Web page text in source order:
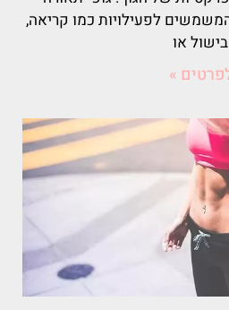
לפעילויות כמו קריאה,
בישול או
»